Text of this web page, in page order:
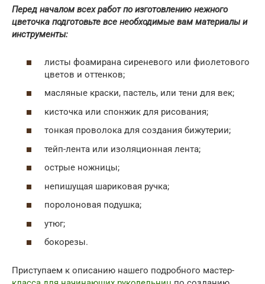
Перед началом всех работ по изготовлению нежного
цветочка подготовьте все необходимые вам материалы и
инструменты:
листы фоамирана сиреневого или фиолетового
цветов и оттенков;
масляные краски, пастель, или тени для век;
кисточка или спонжик для рисования;
тонкая проволока для создания бижутерии;
тейп-лента или изоляционная лента;
острые ножницы;
непишущая шариковая ручка;
поролоновая подушка;
утюг;
бокорезы.
Приступаем к описанию нашего подробного мастер-